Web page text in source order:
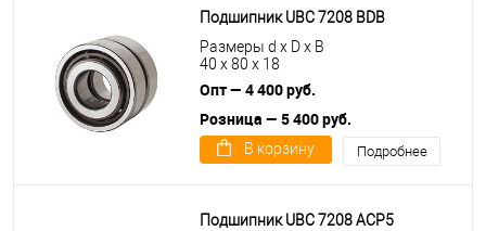
Подшипник UBC 7208 BDB
Размеры d x D x B
40 x 80 x 18
Опт — 4 400 руб.
Розница — 5 400 руб.
В корзину Подробнее
Подшипник UBC 7208 ACP5